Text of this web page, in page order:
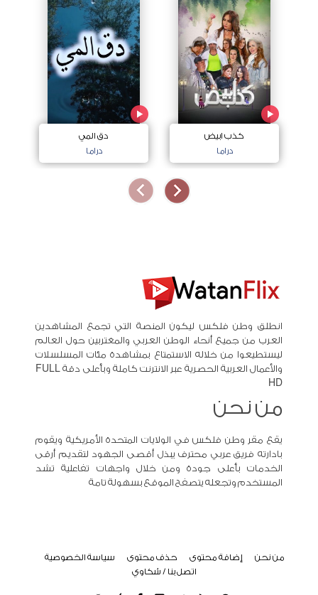
كذب ابيض
دراما
دق المي
دراما
انطلق وطن فلكس ليكون المنصة التي تجمع المشاهدين
العرب من جميع أنحاء الوطن العربي والمغتربين حول العالم
ليستطيعوا من خلاله الاستمتاع بمشاهدة مئات المسلسلات
والأعمال العربية الحصرية عبر الانترنت كاملة وبأعلى دقة FULL
HD
من نحن
يقع مقر وطن فلكس في الولايات المتحدة الأمريكية ويقوم
بادارته فريق عربي محترف يبذل أقصى الجهود لتقديم أرقى
الخدمات بأعلى جودة ومن خلال واجهات تفاعلية تشد
المستخدم وتجعله يتصفح الموقع بسهولة تامة
من نحن إضافة محتوى حذف محتوى
سياسة الخصوصية
اتصل بنا / شكاوي